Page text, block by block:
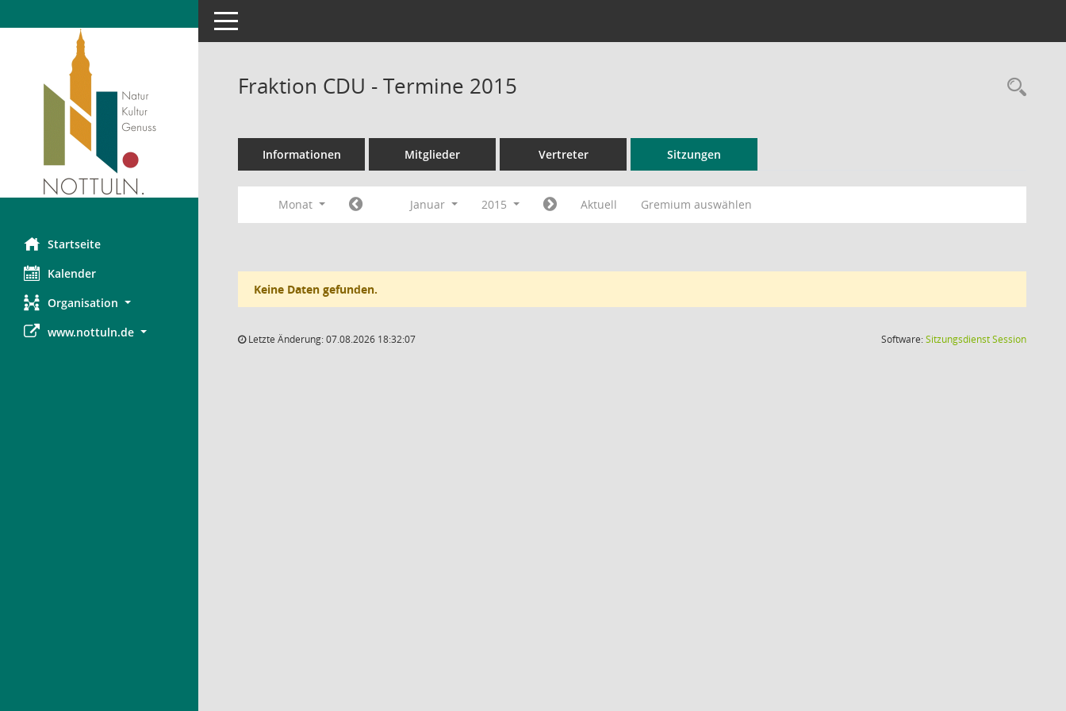
Startseite
Kalender
Organisation
www.nottuln.de
Toggle navigation
Fraktion CDU - Termine 2015
Informationen Mitglieder Vertreter Sitzungen
Monat Januar 2015 Aktuell Gremium auswählen
Keine Daten gefunden.
Letzte Änderung: 07.08.2026 18:32:07 Software:SitzungsdienstSession(Wird in